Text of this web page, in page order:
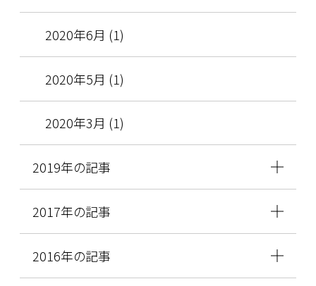
2020年6月 (1)
2020年5月 (1)
2020年3月 (1)
2019年の記事
2017年の記事
2016年の記事